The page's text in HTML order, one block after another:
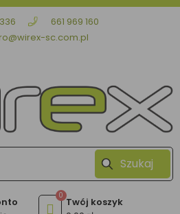
661 969 160
sc.com.pl
Szukaj